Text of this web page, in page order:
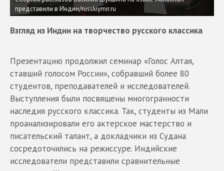
представили в Индии/russkiymir.ru
Взгляд из Индии на творчество русского классика
Презентацию продолжил семинар «Голос Алтая,
ставший голосом России», собравший более 80
студентов, преподавателей и исследователей.
Выступления были посвящены многогранности
наследия русского классика. Так, студенты из Мали
проанализировали его актерское мастерство и
писательский талант, а докладчики из Судана
сосредоточились на режиссуре. Индийские
исследователи представили сравнительные